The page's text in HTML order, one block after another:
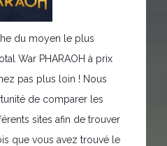
du moyen le plus
War PHARAOH à prix
pas plus loin ! Nous
de comparer les
sites afin de trouver
que vous avez trouvé le